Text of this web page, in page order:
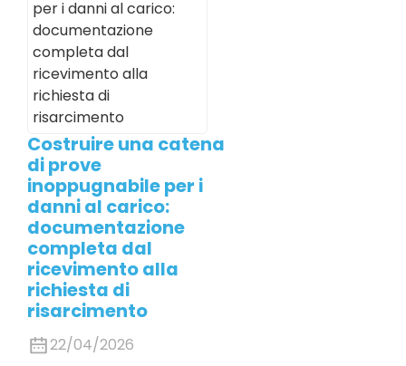
Costruire una catena
di prove
inoppugnabile per i
danni al carico:
documentazione
completa dal
ricevimento alla
richiesta di
risarcimento
22/04/2026